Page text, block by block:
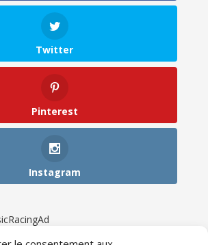
Twitter
Pinterest
Instagram